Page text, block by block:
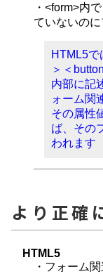
・<form>内
ていないの
HTML5
＞＜
内部に記
ォーム関
その属性
ば、その
われます
より正確
HTML5
・フォーム